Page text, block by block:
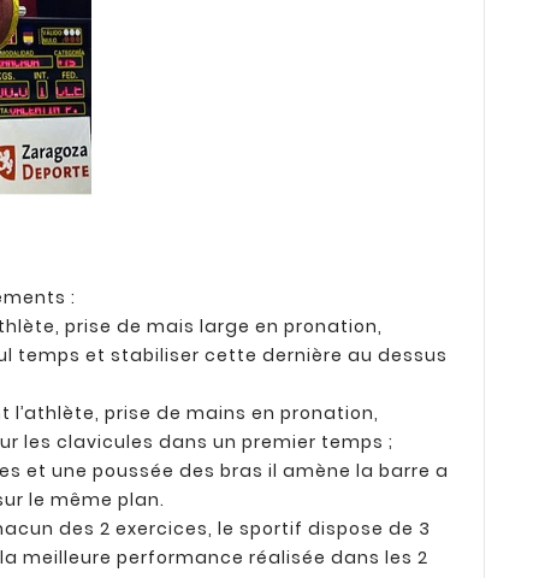
:
prise de mais large en pronation,
temps et stabiliser cette dernière au dessus
prise de mains en pronation,
les clavicules dans un premier temps ;
et une poussée des bras il amène la barre a
le même plan.
des 2 exercices, le sportif dispose de 3
meilleure performance réalisée dans les 2